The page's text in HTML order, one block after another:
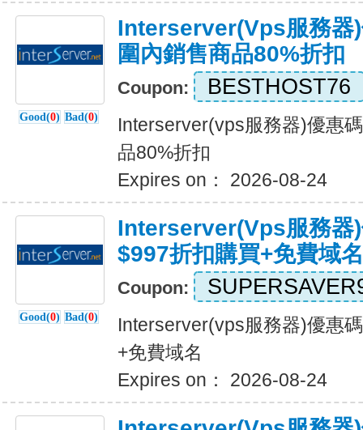
Good(0) Bad(0)
Interserver(vps服務器
圍內銷售商品80%折扣
Coupon: BESTHOST76
Interserver(vps服務器)優惠
品80%折扣
Expires on： 2026-08-24
Good(0) Bad(0)
Interserver(vps服務器
$997折扣購買+免費域名
Coupon:
Interserver(vps服務器)優惠
+免費域名
Expires on： 2026-08-24